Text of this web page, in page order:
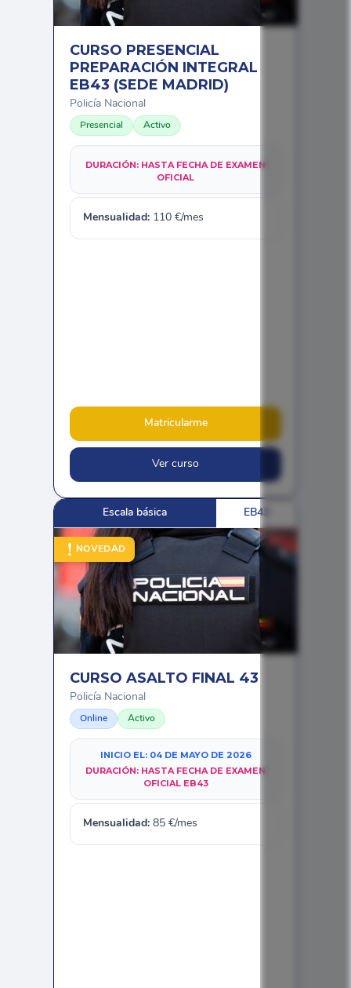
CURSO PRESENCIAL
PREPARACIÓN INTEGRAL
EB43 (SEDE MADRID)
Policía Nacional
Presencial Activo
DURACIÓN: HASTA FECHA DE EXAMEN
OFICIAL
Mensualidad: 110 €/mes
Matricularme
Ver curso
NOVEDAD
Escala básica EB43
CURSO ASALTO FINAL 43
Policía Nacional
Online Activo
INICIO EL: 04 DE MAYO DE 2026
DURACIÓN: HASTA FECHA DE EXAMEN
OFICIAL EB43
Mensualidad: 85 €/mes